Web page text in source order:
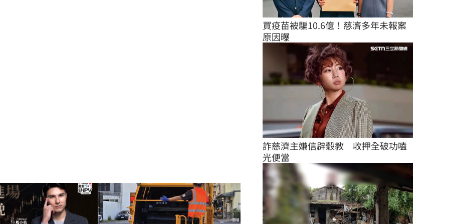
買疫苗被騙10.6億！慈濟多年未報案
原因曝
詐慈濟主嫌信辟穀教　收押全破功嗑
光便當